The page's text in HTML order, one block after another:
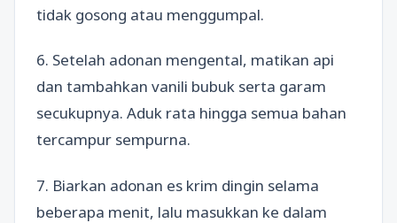
tidak gosong atau menggumpal.
6. Setelah adonan mengental, matikan api
dan tambahkan vanili bubuk serta garam
secukupnya. Aduk rata hingga semua bahan
tercampur sempurna.
7. Biarkan adonan es krim dingin selama
beberapa menit, lalu masukkan ke dalam